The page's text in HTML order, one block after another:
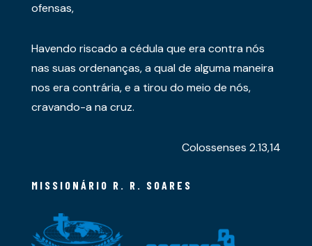
ofensas,
Havendo riscado a cédula que era contra nós
nas suas ordenanças, a qual de alguma maneira
nos era contrária, e a tirou do meio de nós,
cravando-a na cruz.
Colossenses 2.13,14
MISSIONÁRIO R. R. SOARES